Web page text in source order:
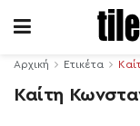
Αρχική Ετικέτα
Καίτη